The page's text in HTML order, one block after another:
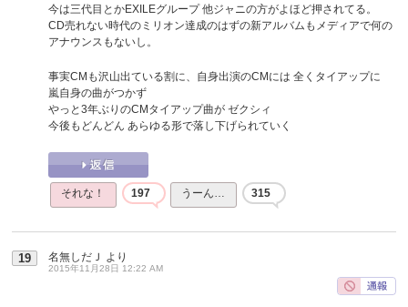
今は三代目とかEXILEグループ 他ジャニの方がよほど押されてる。
CD売れない時代のミリオン達成のはずの新アルバムもメディアで何の
アナウンスもないし。
事実CMも沢山出ている割に、自身出演のCMには 全くタイアップに
嵐自身の曲がつかず
やっと3年ぶりのCMタイアップ曲が ゼクシィ
今後もどんどん あらゆる形で落し下げられていく
それな！ 197 うーん… 315
19 名無しだＪ より
2015年11月28日 12:22 AM